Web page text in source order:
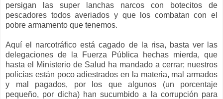
persigan las super lanchas narcos con botecitos de
pescadores todos averiados y que los combatan con el
pobre armamento que tenemos.
Aquí el narcotráfico está cagado de la risa, basta ver las
delegaciones de la Fuerza Pública hechas mierda, que
hasta el Ministerio de Salud ha mandado a cerrar; nuestros
policías están poco adiestrados en la materia, mal armados
y mal pagados, por los que algunos (un porcentaje
pequeño, por dicha) han sucumbido a la corrupción para